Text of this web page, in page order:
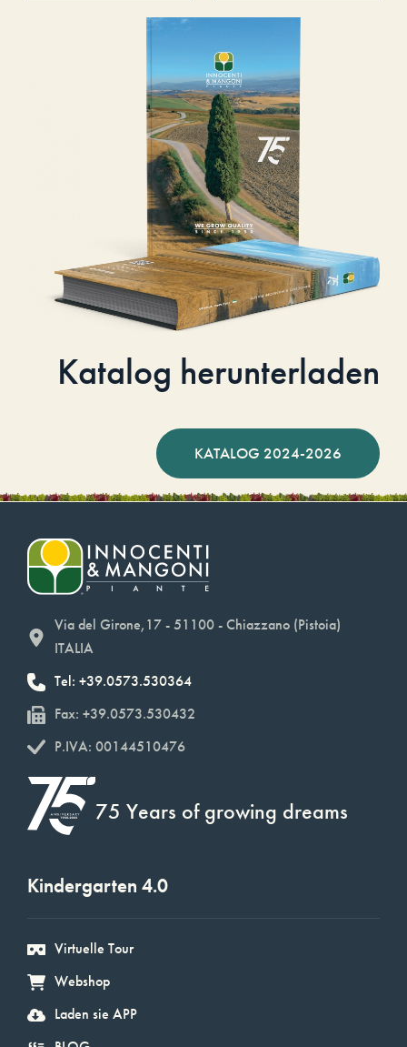
Katalog herunterladen
KATALOG 2024-2026
Via del Girone,17 - 51100 - Chiazzano (Pistoia)
ITALIA
Tel: +39.0573.530364
Fax: +39.0573.530432
P.IVA: 00144510476
75 Years of growing dreams
Kindergarten 4.0
Virtuelle Tour
Webshop
Laden sie APP